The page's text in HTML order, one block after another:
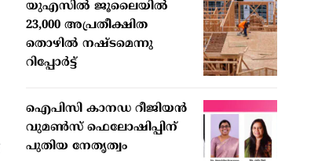
യുഎസില്‍ ജൂലൈയില്‍
23,000 അപ്രതീക്ഷിത
തൊഴില്‍ നഷ്ടമെന്നു
റിപ്പോര്‍ട്ട്
ഐപിസി കാനഡ റീജിയന്‍
വുമണ്‍സ് ഫെലോഷിപ്പിന്
പുതിയ നേതൃത്വം